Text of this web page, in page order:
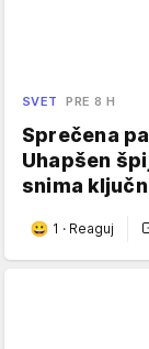
SVET PRE 8 H
Sprečena
Uhapšen
snima
1 · Reaguj